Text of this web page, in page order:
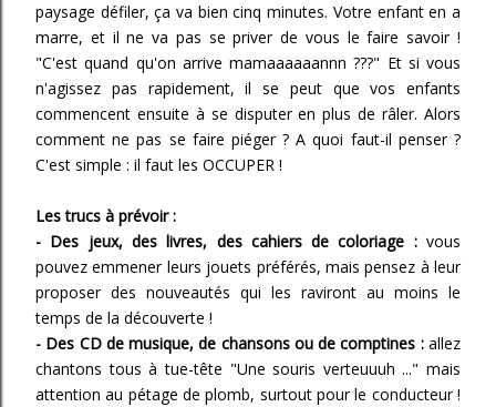
paysage défiler, ça va bien cinq minutes. Votre enfant en a
marre, et il ne va pas se priver de vous le faire savoir !
"C'est quand qu'on arrive mamaaaaaannn ???" Et si vous
n'agissez pas rapidement, il se peut que vos enfants
commencent ensuite à se disputer en plus de râler. Alors
comment ne pas se faire piéger ? A quoi faut-il penser ?
C'est simple : il faut les OCCUPER !
Les trucs à prévoir :
- Des jeux, des livres, des cahiers de coloriage : vous
pouvez emmener leurs jouets préférés, mais pensez à leur
proposer des nouveautés qui les raviront au moins le
temps de la découverte !
- Des CD de musique, de chansons ou de comptines :allez
chantons tous à tue-tête "Une souris verteuuuh ..." mais
attention au pétage de plomb, surtout pour le conducteur !